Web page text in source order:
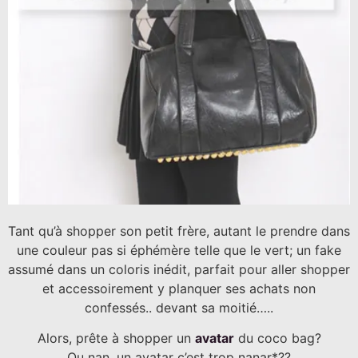
Tant qu’à shopper son petit frère, autant le prendre dans
une couleur pas si éphémère telle que le vert; un fake
assumé dans un coloris inédit, parfait pour aller shopper
et accessoirement y planquer ses achats non
confessés.. devant sa moitié…..
Alors, prête à shopper un avatardu coco bag?